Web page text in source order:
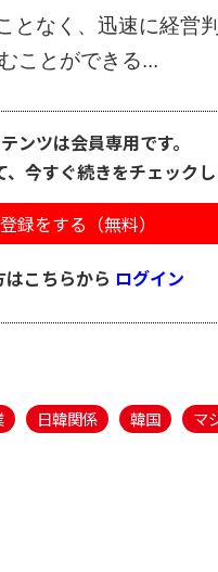
となく、迅速に経営
ことができる...
ンツは会員専用です。
、今すぐ続きをチェックし
録をする（無料）
はこちらから ログイン
日韓関係 韓国 マ